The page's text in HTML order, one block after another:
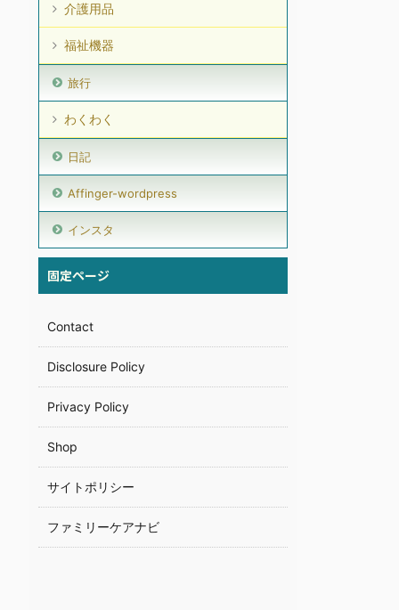
介護用品
福祉機器
旅行
わくわく
日記
Affinger-wordpress
インスタ
固定ページ
Contact
Disclosure Policy
Privacy Policy
Shop
サイトポリシー
ファミリーケアナビ